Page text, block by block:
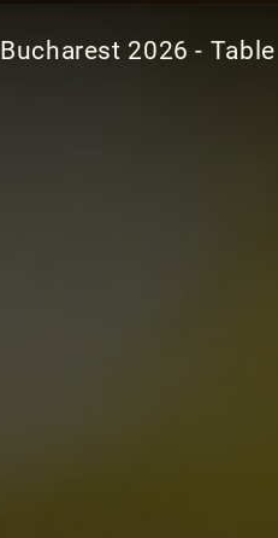
Bucharest 2026 - Table